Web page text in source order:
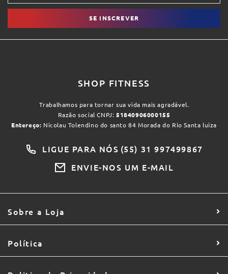
SE INSCREVER
SHOP FITNESS
Trabalhamos para tornar sua vida mais agradável.
Razão social CNPJ: 51840906000155
Entereço: Nicolau Tolendino do santo 84 Morada do Rio Santa luiza
LIGUE PARA NÓS (55) 31 997499867
ENVIE-NOS UM E-MAIL
Sobre a Loja
Política